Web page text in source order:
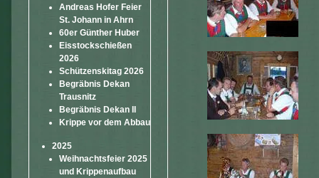
Andreas Hofer Feier
St. Johann in Ahrn
60er Günther Huber
Eisstockschießen
2026
Schützenskitag 2026
Begräbnis Dekan
Trausnitz
Begräbnis Dekan II
Krippe vor dem Abbau
2025
Weihnachtsfeier 2025
und Krippenaufbau